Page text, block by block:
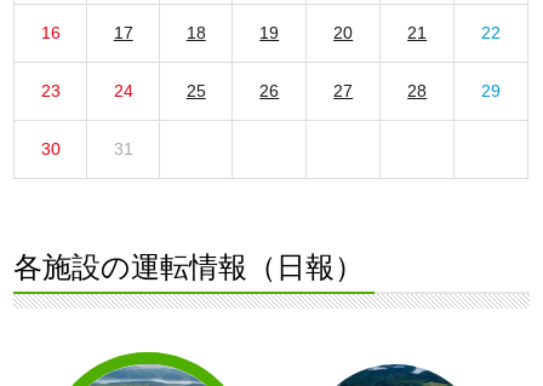
16 17 18 19 20 21 22
23 24 25 26 27 28 29
30 31
各施設の運転情報（日報）